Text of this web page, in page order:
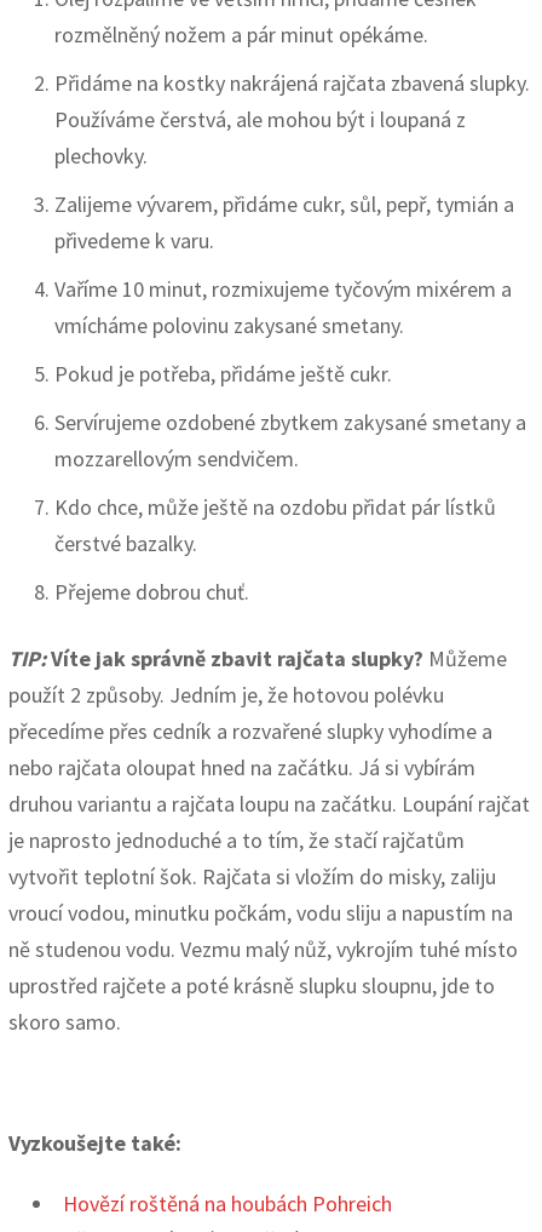
rozmělněný nožem a pár minut opékáme.
Přidáme na kostky nakrájená rajčata zbavená slupky.
Používáme čerstvá, ale mohou být i loupaná z
plechovky.
Zalijeme vývarem, přidáme cukr, sůl, pepř, tymián a
přivedeme k varu.
Vaříme 10 minut, rozmixujeme tyčovým mixérem a
vmícháme polovinu zakysané smetany.
Pokud je potřeba, přidáme ještě cukr.
Servírujeme ozdobené zbytkem zakysané smetany a
mozzarellovým sendvičem.
Kdo chce, může ještě na ozdobu přidat pár lístků
čerstvé bazalky.
Přejeme dobrou chuť.
TIP:Víte jak správně zbavit rajčata slupky? Můžeme
použít 2 způsoby. Jedním je, že hotovou polévku
přecedíme přes cedník a rozvařené slupky vyhodíme a
nebo rajčata oloupat hned na začátku. Já si vybírám
druhou variantu a rajčata loupu na začátku. Loupání rajčat
je naprosto jednoduché a to tím, že stačí rajčatům
vytvořit teplotní šok. Rajčata si vložím do misky, zaliju
vroucí vodou, minutku počkám, vodu sliju a napustím na
ně studenou vodu. Vezmu malý nůž, vykrojím tuhé místo
uprostřed rajčete a poté krásně slupku sloupnu, jde to
skoro samo.
Vyzkoušejte také:
Hovězí roštěná na houbách Pohreich